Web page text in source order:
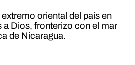
oriental del país en
a Dios, fronterizo con el mar
de Nicaragua.